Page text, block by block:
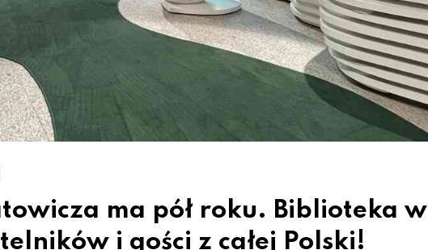
ma pół roku. Biblioteka w
i gości z całej Polski!